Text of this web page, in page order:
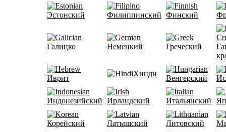
Эстонский Филиппинский Финский
Галицко Немецкий Греческий
Иврит
Хинди
Венгерский
Индонезийский Ирландский Итальянский
Корейский Латышский Литовский